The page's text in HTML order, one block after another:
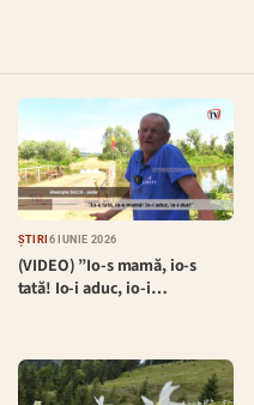
ȘTIRI 6 IUNIE 2026
(VIDEO) ”Io-s mamă, io-s
tată! Io-i aduc, io-i…